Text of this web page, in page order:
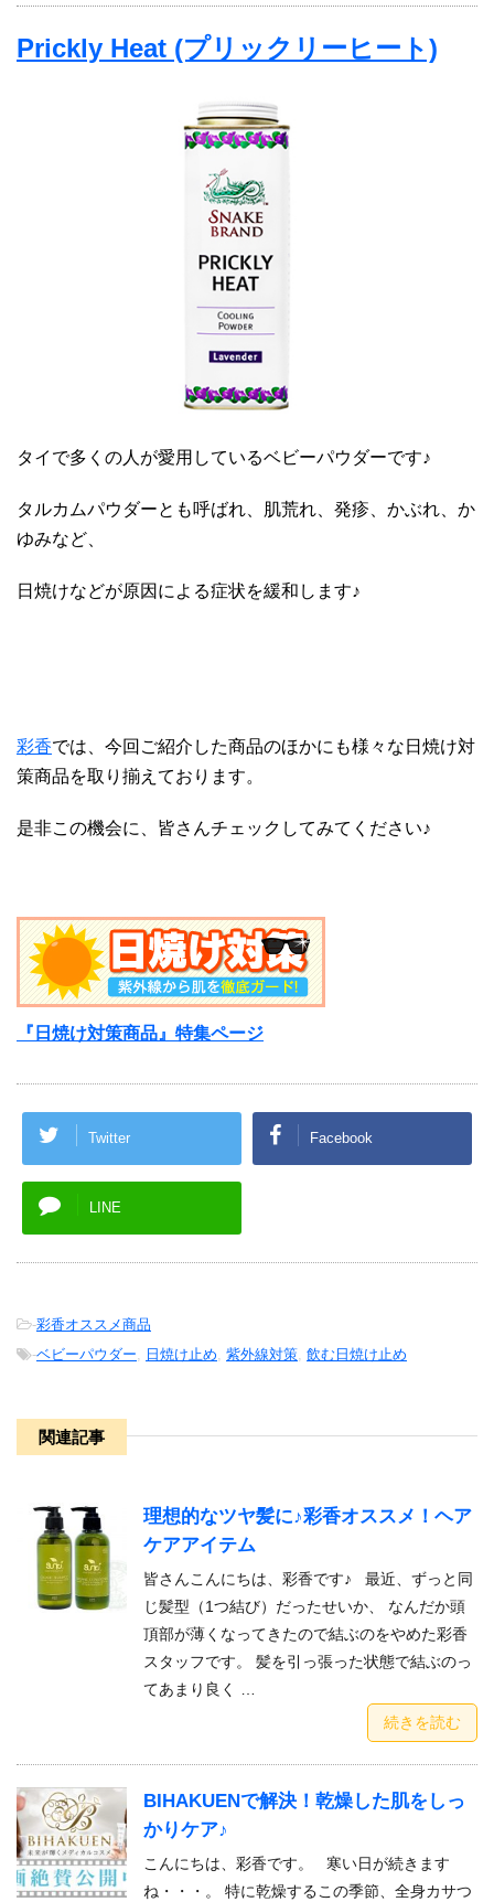
Prickly Heat (プリックリーヒート)
タイで多くの人が愛用しているベビーパウダーです♪
タルカムパウダーとも呼ばれ、肌荒れ、発疹、かぶれ、か
ゆみなど、
日焼けなどが原因による症状を緩和します♪
彩香では、今回ご紹介した商品のほかにも様々な日焼け対
策商品を取り揃えております。
是非この機会に、皆さんチェックしてみてください♪
『日焼け対策商品』特集ページ
Twitter Facebook
LINE
-彩香オススメ商品
-ベビーパウダー 日焼け止め 紫外線対策 飲む日焼け止め
関連記事
理想的なツヤ髪に♪彩香オススメ！ヘア
ケアアイテム
皆さんこんにちは、彩香です♪ 最近、ずっと同
じ髪型（1つ結び）だったせいか、 なんだか頭
頂部が薄くなってきたので結ぶのをやめた彩香
スタッフです。 髪を引っ張った状態で結ぶのっ
てあまり良く …
続きを読む
BIHAKUENで解決！乾燥した肌をしっ
かりケア♪
こんにちは、彩香です。 寒い日が続きます
ね・・・。 特に乾燥するこの季節、全身カサつ